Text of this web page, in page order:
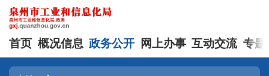
首页 概况信息 政务公开 网上办事 互动交流 专题